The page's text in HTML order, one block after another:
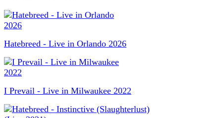
Hatebreed - Live in Orlando 2026
I Prevail - Live in Milwaukee 2022